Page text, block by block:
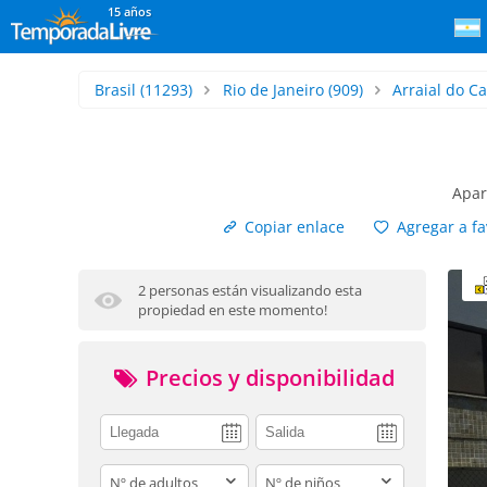
15 años
Brasil (11293) Rio de Janeiro(909) Arraial do
Copiar enlace
Agregar a
2 personas están visualizando esta
propiedad en este momento!
Precios y disponibilidad
adults children